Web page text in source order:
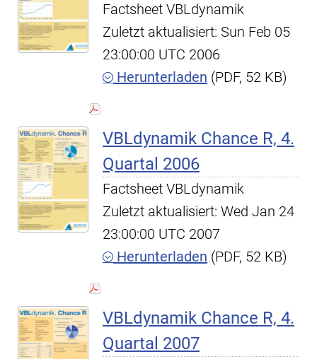
Factsheet VBLdynamik
Zuletzt aktualisiert: Sun Feb 05
23:00:00 UTC 2006
Herunterladen (PDF, 52 KB)
VBLdynamik Chance R, 4.
Quartal 2006
Factsheet VBLdynamik
Zuletzt aktualisiert: Wed Jan 24
23:00:00 UTC 2007
Herunterladen (PDF, 52 KB)
VBLdynamik Chance R, 4.
Quartal 2007